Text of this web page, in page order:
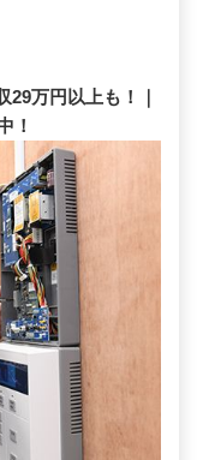
万円以上も！｜
！